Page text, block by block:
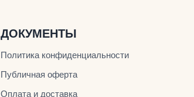
Политика конфиденциальности
Публичная оферта
Оплата и доставка
ДОКУМЕНТЫ